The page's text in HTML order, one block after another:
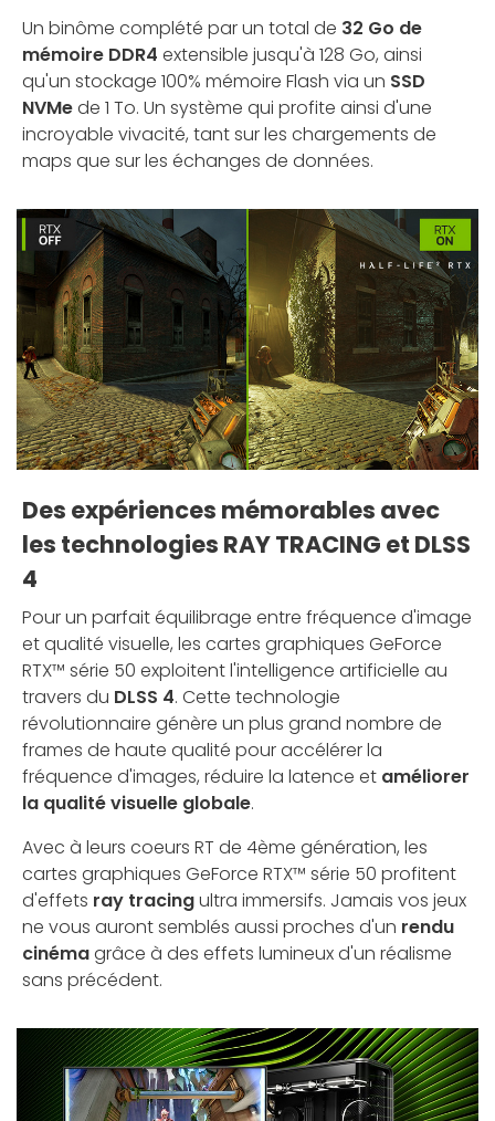
Un binôme complété par un total de 32 Go de
mémoire DDR4 extensible jusqu'à 128 Go, ainsi
qu'un stockage 100% mémoire Flash via un SSD
NVMede 1 To. Un système qui profite ainsi d'une
incroyable vivacité, tant sur les chargements de
maps que sur les échanges de données.
Des expériences mémorables avec
les technologies RAY TRACING et DLSS
4
Pour un parfait équilibrage entre fréquence d'image
et qualité visuelle, les cartes graphiques GeForce
RTX™ série 50 exploitent l'intelligence artificielle au
travers du DLSS 4. Cette technologie
révolutionnaire génère un plus grand nombre de
frames de haute qualité pour accélérer la
fréquence d'images, réduire la latence et améliorer
la qualité visuelle globale.
Avec à leurs coeurs RT de 4ème génération, les
cartes graphiques GeForce RTX™ série 50 profitent
d'effets ray tracingultra immersifs. Jamais vos jeux
ne vous auront semblés aussi proches d'un rendu
cinémagrâce à des effets lumineux d'un réalisme
sans précédent.